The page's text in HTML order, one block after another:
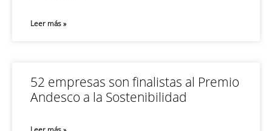
Leer más »
52 empresas son finalistas al Premio
Andesco a la Sostenibilidad